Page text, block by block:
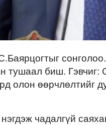
тушаал биш. Гэвчиг:
олон өөрчлөлтийг
чадалгүй